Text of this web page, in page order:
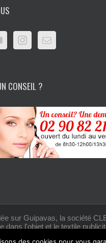
CONSEIL ?
sur Guipavas, la société
dans l'objet et le textile